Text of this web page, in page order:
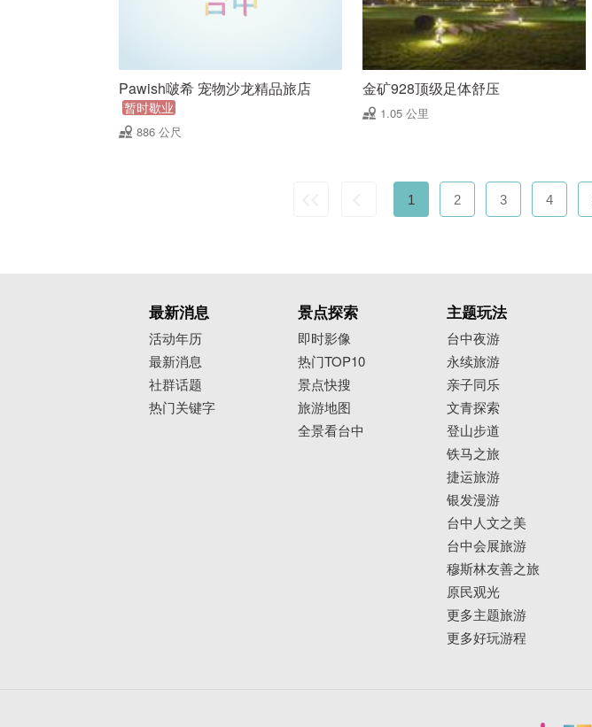
Pawish啵希 宠物沙龙精品旅店
暂时歇业
886 公尺
金矿928顶级足体舒压
1.05 公里
1 2 3 4
最新消息
活动年历
最新消息
社群话题
热门关键字
景点探索
即时影像
热门TOP10
景点快搜
旅游地图
全景看台中
主题玩法
台中夜游
永续旅游
亲子同乐
文青探索
登山步道
铁马之旅
捷运旅游
银发漫游
台中人文之美
台中会展旅游
穆斯林友善之旅
原民观光
更多主题旅游
更多好玩游程